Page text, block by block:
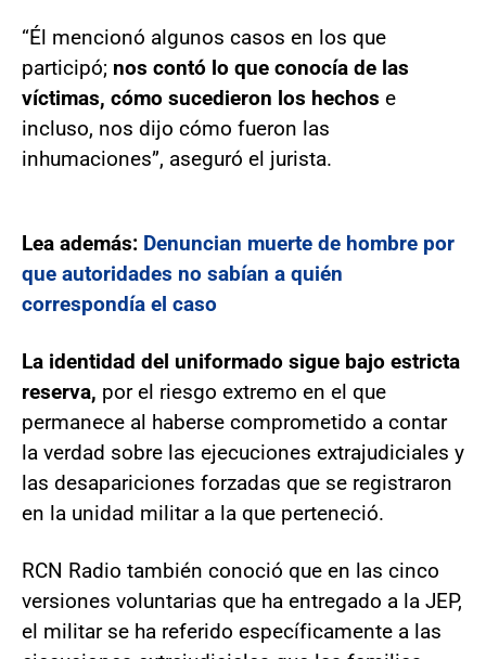
“Él mencionó algunos casos en los que
participó; nos contó lo que conocía de las
víctimas, cómo sucedieron los hechos e
incluso, nos dijo cómo fueron las
inhumaciones”, aseguró el jurista.
Lea además: Denuncian muerte de hombre por
que autoridades no sabían a quién
correspondía el caso
La identidad del uniformado sigue bajo estricta
reserva, por el riesgo extremo en el que
permanece al haberse comprometido a contar
la verdad sobre las ejecuciones extrajudiciales y
las desapariciones forzadas que se registraron
en la unidad militar a la que perteneció.
RCN Radio también conoció que en las cinco
versiones voluntarias que ha entregado a la JEP,
el militar se ha referido específicamente a las